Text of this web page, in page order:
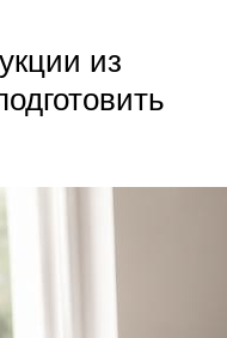
из